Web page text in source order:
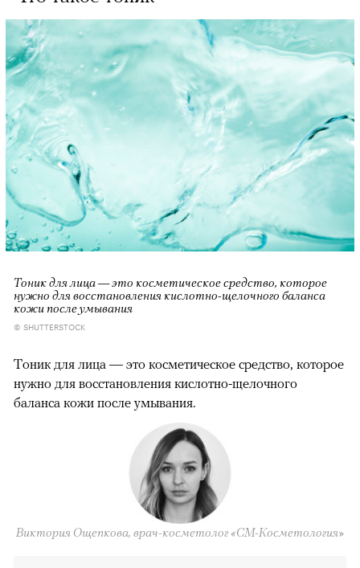
Тоник для лица — это косметическое средство, которое
нужно для восстановления кислотно-щелочного баланса
кожи после умывания
© SHUTTERSTOCK
Тоник для лица — это косметическое средство, которое
нужно для восстановления кислотно-щелочного
баланса кожи после умывания.
Виктория Ощепкова, врач-косметолог «СМ-Косметология»